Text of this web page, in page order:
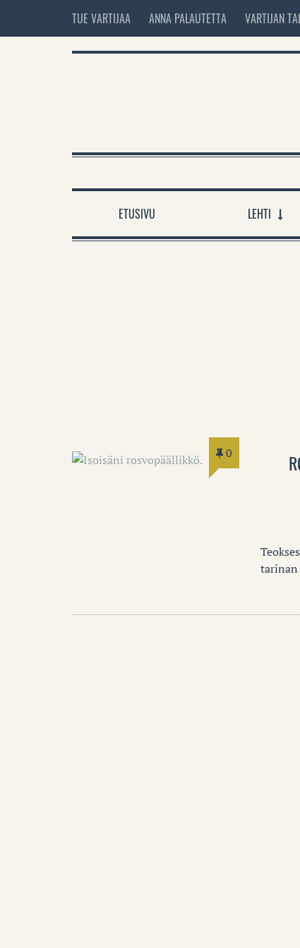
TUE VARTIJAA ANNA PALAUTETTA VARTIJAN
ETUSIVU LEHTI
0
tarinan